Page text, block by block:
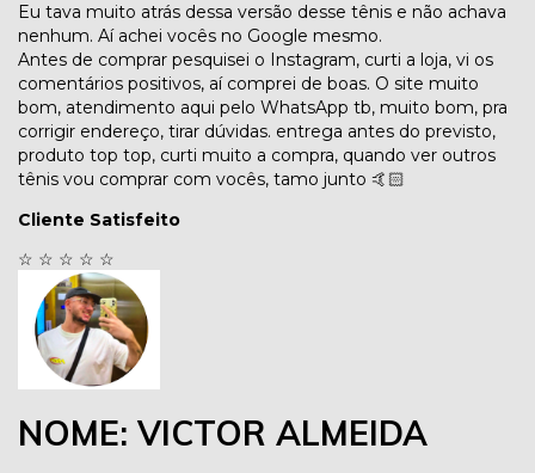
Eu tava muito atrás dessa versão desse tênis e não achava
nenhum. Aí achei vocês no Google mesmo.
Antes de comprar pesquisei o Instagram, curti a loja, vi os
comentários positivos, aí comprei de boas. O site muito
bom, atendimento aqui pelo WhatsApp tb, muito bom, pra
corrigir endereço, tirar dúvidas. entrega antes do previsto,
produto top top, curti muito a compra, quando ver outros
tênis vou comprar com vocês, tamo junto 🤙🏻
Cliente Satisfeito
☆ ☆ ☆ ☆ ☆
NOME: VICTOR ALMEIDA